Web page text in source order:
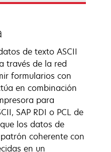
de texto ASCII
través de la red
formularios con
en combinación
para
SAP RDI o PCL de
los datos de
coherente con
en un